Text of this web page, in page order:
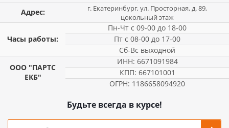
Адрес:
г. Екатеринбург, ул. Просторная, д. 89,
цокольный этаж
Часы работы:
Пн-Чт с 09-00 до 18-00
Пт с 08-00 до 17-00
Сб-Вс выходной
ООО "ПАРТС
ЕКБ"
ИНН: 6671091984
КПП: 667101001
ОГРН: 1186658094920
Будьте всегда в курсе!